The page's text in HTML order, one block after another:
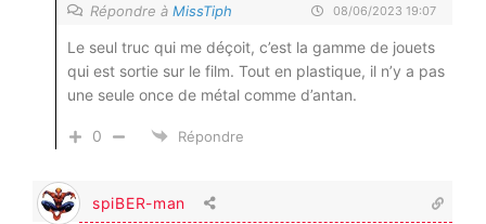
Répondre à MissTiph 08/06/2023 19:07
Le seul truc qui me déçoit, c’est la gamme de jouets
qui est sortie sur le film. Tout en plastique, il n’y a pas
une seule once de métal comme d’antan.
0 Répondre
spiBER-man